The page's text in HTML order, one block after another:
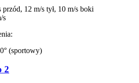
12 m/s tył, 10 m/s boki
s
(sportowy)
2